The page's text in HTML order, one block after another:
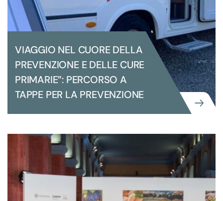
VIAGGIO NEL CUORE DELLA
PREVENZIONE E DELLE CURE
PRIMARIE”: PERCORSO A
TAPPE PER LA PREVENZIONE
COMUNICAZIONE
GRANDI EVENTI ISTITUZIONALI
VIAGGIO NEL CUORE DELLA
PREVENZIONE E DELLE CURE
PRIMARIE”: PERCORSO A TAPPE PER